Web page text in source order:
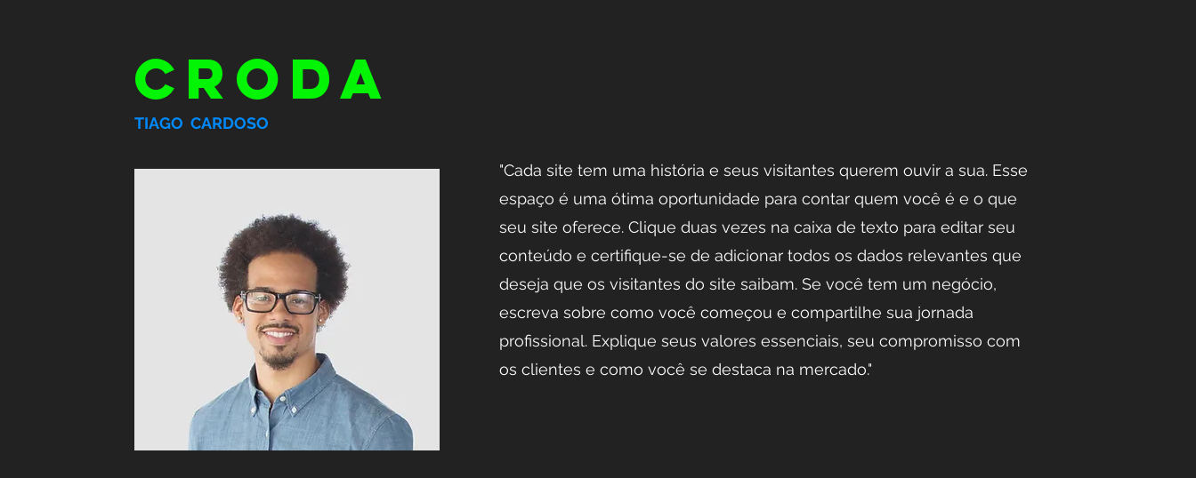
CRODA
TIAGO CARDOSO
​"Cada site tem uma história e seus visitantes querem ouvir a sua. Esse
espaço é uma ótima oportunidade para contar quem você é e o que
seu site oferece. Clique duas vezes na caixa de texto para editar seu
conteúdo e certifique-se de adicionar todos os dados relevantes que
deseja que os visitantes do site saibam. Se você tem um negócio,
escreva sobre como você começou e compartilhe sua jornada
profissional. Explique seus valores essenciais, seu compromisso com
os clientes e como você se destaca na mercado."